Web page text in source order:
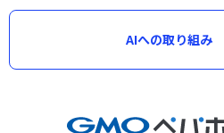
AIへの取り組み